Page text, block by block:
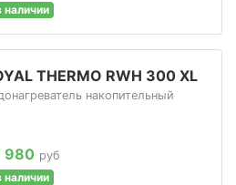
наличии
THERMO RWH 300 XL
накопительный
980 руб
наличии